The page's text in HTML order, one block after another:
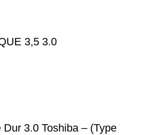
3,5 3.0
3.0 Toshiba – (Type